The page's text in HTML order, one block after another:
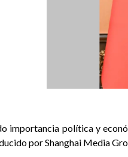
importancia política y
por Shanghai Media